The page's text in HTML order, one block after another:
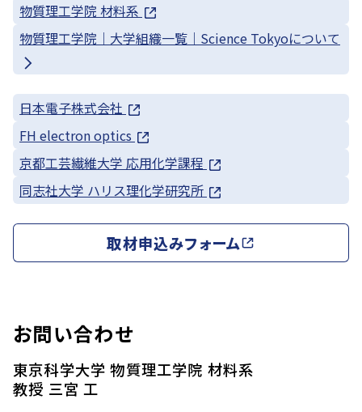
物質理工学院 材料系
物質理工学院｜大学組織一覧｜Science Tokyoについて
日本電子株式会社
FH electron optics
京都工芸繊維大学 応用化学課程
同志社大学 ハリス理化学研究所
取材申込みフォーム
お問い合わせ
東京科学大学 物質理工学院 材料系
教授 三宮 工